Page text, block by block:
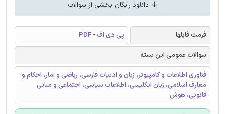
دانلود رایگان بخشی از سوالات
فرمت فایلها
پی دی اف - PDF
سوالات عمومی این بسته
فناوری اطلاعات و کامپیوتر، زبان و ادبیات فارسی، ریاضی و آمار، احکام و
معارف اسلامی، زبان انگلیسی، اطلاعات سیاسی، اجتماعی و مبانی
قانونی، هوش